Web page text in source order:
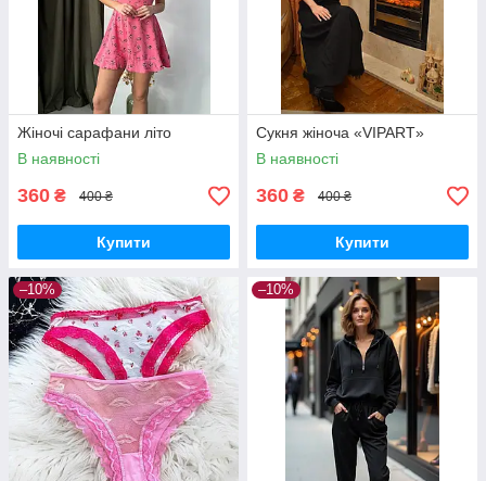
Жіночі сарафани літо
В наявності
360 ₴ 400 ₴
Купити
Сукня жіноча «VIPART»
В наявності
360 ₴ 400 ₴
Купити
–10% –10%